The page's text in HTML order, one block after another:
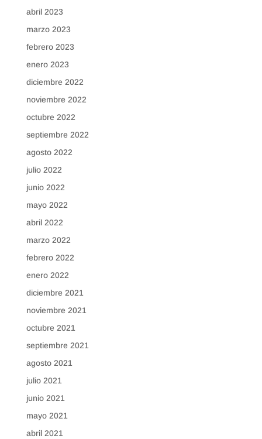
abril 2023
marzo 2023
febrero 2023
enero 2023
diciembre 2022
noviembre 2022
octubre 2022
septiembre 2022
agosto 2022
julio 2022
junio 2022
mayo 2022
abril 2022
marzo 2022
febrero 2022
enero 2022
diciembre 2021
noviembre 2021
octubre 2021
septiembre 2021
agosto 2021
julio 2021
junio 2021
mayo 2021
abril 2021